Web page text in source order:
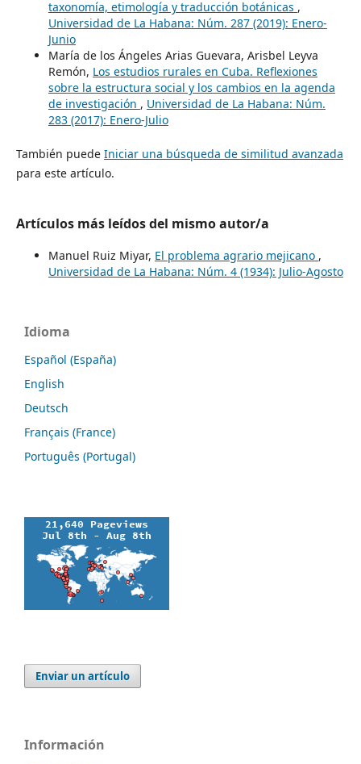
taxonomía, etimología y traducción botánicas ,
Universidad de La Habana: Núm. 287 (2019): Enero-
Junio
María de los Ángeles Arias Guevara, Arisbel Leyva
Remón, Los estudios rurales en Cuba. Reflexiones
sobre la estructura social y los cambios en la agenda
de investigación , Universidad de La Habana: Núm.
283 (2017): Enero-Julio
También puede Iniciar una búsqueda de similitud avanzada
para este artículo.
Artículos más leídos del mismo autor/a
Manuel Ruiz Miyar, El problema agrario mejicano ,
Universidad de La Habana: Núm. 4 (1934): Julio-Agosto
Idioma
Español (España)
English
Deutsch
Français (France)
Português (Portugal)
Enviar un artículo
Información